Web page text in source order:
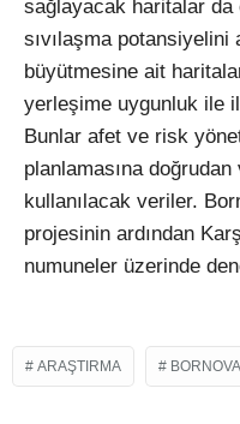
sağlayacak haritalar da
sıvılaşma
büyütmesine ait
yerleşime uygunluk ile
Bunlar afet ve risk
planlamasına
kullanılacak veriler.
projesinin ardından
numuneler üzerinde
ARAŞTIRMA BORNOVA